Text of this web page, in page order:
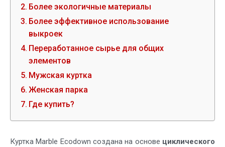
Более экологичные материалы
Более эффективное использование
выкроек
Переработанное сырье для общих
элементов
Мужская куртка
Женская парка
Где купить?
Куртка Marble Ecodown создана на основе циклического